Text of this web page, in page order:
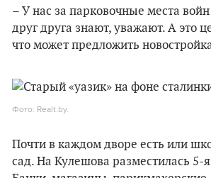
– У нас за парковочные места
друг друга знают, уважают. А это
что может предложить
Фото: Realt.by.
Почти в каждом дворе есть или
сад. На Кулешова разместилась 5-